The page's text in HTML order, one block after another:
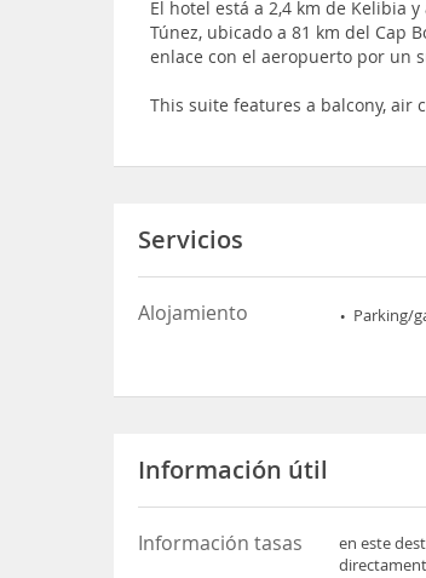
El hotel está a 2,4 km de Kelibia
Túnez, ubicado a 81 km del Cap
enlace con el aeropuerto por un
This suite features a balcony,
Servicios
Alojamiento Parking/
Información útil
Información tasas
en este